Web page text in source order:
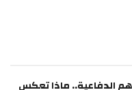
الدفاعية.. ماذا تعكس